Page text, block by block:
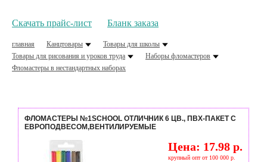
Скачать прайс-лист Бланк заказа
главная Канцтовары
Товары для школы
Товары для рисования и уроков труда
Наборы фломастеров
Фломастеры в нестандартных наборах
ФЛОМАСТЕРЫ №1SCHOOL ОТЛИЧНИК 6 ЦВ., ПВХ-ПАКЕТ С
ЕВРОПОДВЕСОМ,ВЕНТИЛИРУЕМЫЕ
Цена: 17.98 р.
крупный опт от 100 000 р.